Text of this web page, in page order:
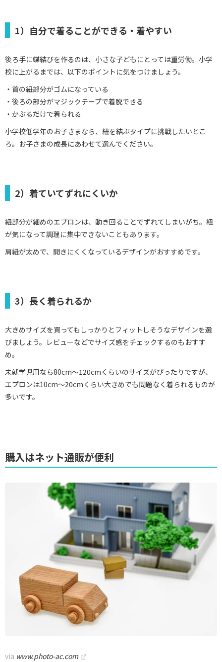
1）自分で着ることができる・着やすい
後ろ手に蝶結びを作るのは、小さな子どもにとっては重労働。小学
校に上がるまでは、以下のポイントに気をつけましょう。
・首の紐部分がゴムになっている
・後ろの部分がマジックテープで着脱できる
・かぶるだけで着られる
小学校低学年のお子さまなら、紐を結ぶタイプに挑戦したいとこ
ろ。お子さまの成長にあわせて選んでください。
2）着ていてずれにくいか
紐部分が細めのエプロンは、動き回ることでずれてしまいがち。紐
が気になって調理に集中できないこともあります。
肩紐が太めで、開きにくくなっているデザインがおすすめです。
3）長く着られるか
大きめサイズを買ってもしっかりとフィットしそうなデザインを選
びましょう。レビューなどでサイズ感をチェックするのもおすす
め。
未就学児用なら80cm～120cmくらいのサイズがぴったりですが、
エプロンは10cm～20cmくらい大きめでも問題なく着られるものが
多いです。
購入はネット通販が便利
via www.photo-ac.com